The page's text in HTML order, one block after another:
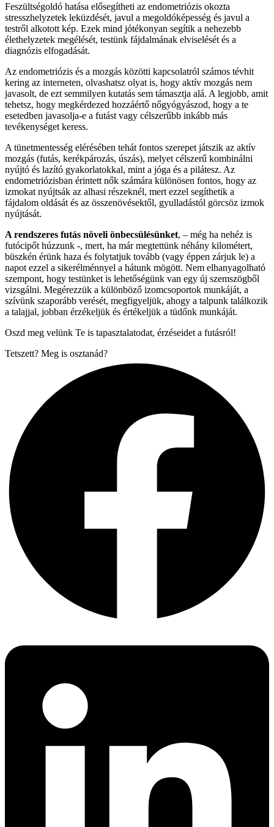
Feszültségoldó hatása elősegítheti az endometriózis okozta
stresszhelyzetek leküzdését, javul a megoldóképesség és javul a
testről alkotott kép. Ezek mind jótékonyan segítik a nehezebb
élethelyzetek megélését, testünk fájdalmának elviselését és a
diagnózis elfogadását.
Az endometriózis és a mozgás közötti kapcsolatról számos tévhit
kering az interneten, olvashatsz olyat is, hogy aktív mozgás nem
javasolt, de ezt semmilyen kutatás sem támasztja alá. A legjobb, amit
tehetsz, hogy megkérdezed hozzáértő nőgyógyászod, hogy a te
esetedben javasolja-e a futást vagy célszerűbb inkább más
tevékenységet keress.
A tünetmentesség elérésében tehát fontos szerepet játszik az aktív
mozgás (futás, kerékpározás, úszás), melyet célszerű kombinálni
nyújtó és lazító gyakorlatokkal, mint a jóga és a pilátesz. Az
endometriózisban érintett nők számára különösen fontos, hogy az
izmokat nyújtsák az alhasi részeknél, mert ezzel segíthetik a
fájdalom oldását és az összenövésektől, gyulladástól görcsöz izmok
nyújtását.
A rendszeres futás növeli önbecsülésünket, – még ha nehéz is
futócipőt húzzunk -, mert, ha már megtettünk néhány kilométert,
büszkén érünk haza és folytatjuk tovább (vagy éppen zárjuk le) a
napot ezzel a sikerélménnyel a hátunk mögött. Nem elhanyagolható
szempont, hogy testünket is lehetőségünk van egy új szemszögből
vizsgálni. Megérezzük a különböző izomcsoportok munkáját, a
szívünk szaporább verését, megfigyeljük, ahogy a talpunk találkozik
a talajjal, jobban érzékeljük és értékeljük a tüdőnk munkáját.
Oszd meg velünk Te is tapasztalatodat, érzéseidet a futásról!
Tetszett? Meg is osztanád?